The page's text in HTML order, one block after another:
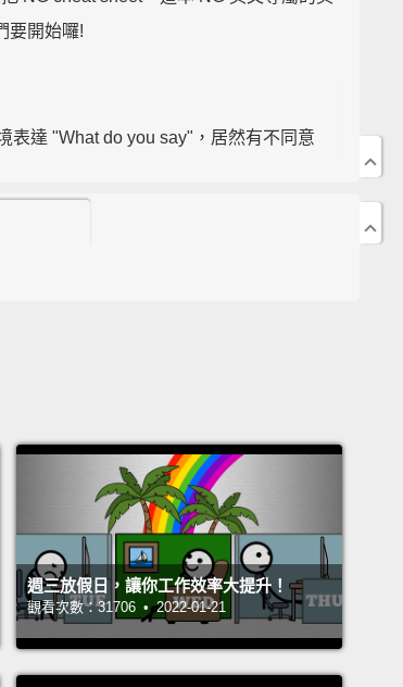
要開始囉!
表達 "What do you say"，居然有不同意
方的意思，可以怎麼用英文表達呢?
前的小 Stephanie 說什麼呢?
陽昊恩
週三放假日，讓你工作效率大提升！
觀看次數：31706 • 2022-01-21